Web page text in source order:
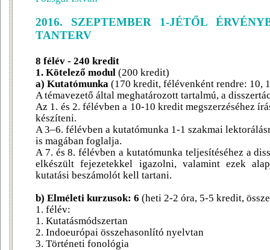
2016. SZEPTEMBER 1-JÉTŐL
TANTERV
8 félév - 240 kredit
1. Kötelező modul (200 kredit)
a) Kutatómunka (170 kredit, félévenként rendre: 10,
A témavezető által meghatározott tartalmú, a
Az 1. és 2. félévben a 10-10 kredit megszerzéséhez
készíteni.
A 3–6. félévben a kutatómunka 1-1 szakmai
is magában foglalja.
A 7. és 8. félévben a kutatómunka teljesítéséhez a
elkészült fejezetekkel igazolni, valamint ezek
kutatási beszámolót kell tartani.
b) Elméleti kurzusok: 6 (heti 2-2 óra, 5-5 kredit,
1. félév:
1. Kutatásmódszertan
2. Indoeurópai összehasonlító nyelvtan
3. Történeti fonológia